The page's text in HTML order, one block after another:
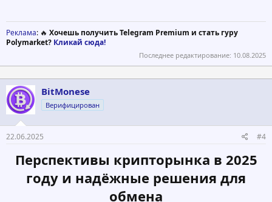
Реклама: 🔥 Хочешь получить Telegram Premium и стать гуру
Polymarket? Кликай сюда!
Последнее редактирование: 10.08.2025
BitMonese
Верифицирован
22.06.2025 #4
Перспективы крипторынка в 2025
году и надёжные решения для
обмена